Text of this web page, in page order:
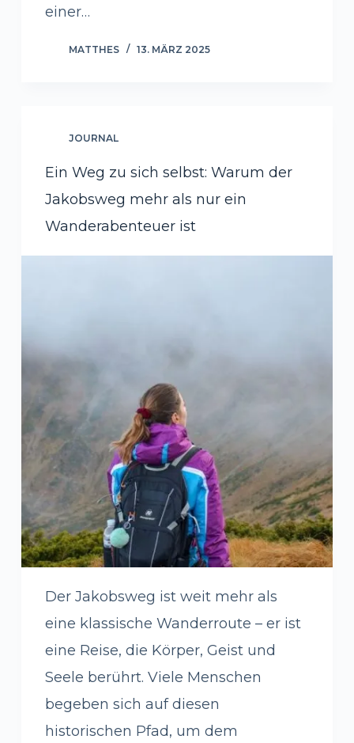
einer…
MATTHES 13. MÄRZ 2025
JOURNAL
Ein Weg zu sich selbst: Warum der
Jakobsweg mehr als nur ein
Wanderabenteuer ist
Der Jakobsweg ist weit mehr als
eine klassische Wanderroute – er ist
eine Reise, die Körper, Geist und
Seele berührt. Viele Menschen
begeben sich auf diesen
historischen Pfad, um dem